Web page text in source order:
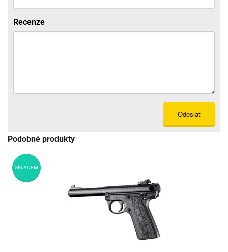
Recenze
Odeslat
Podobné produkty
SKLADEM